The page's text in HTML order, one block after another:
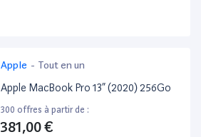
Apple - Tout en un
Apple MacBook Pro 13” (2020) 256Go
300 offres à partir de :
381,00 €